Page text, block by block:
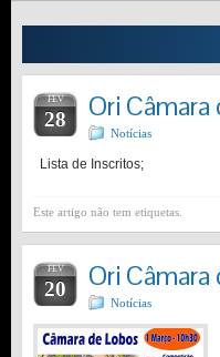
FEV
28 Ori
Notícias
Lista de Inscritos;
Este artigo não tem etiquetas.
FEV
20 Ori
Notícias